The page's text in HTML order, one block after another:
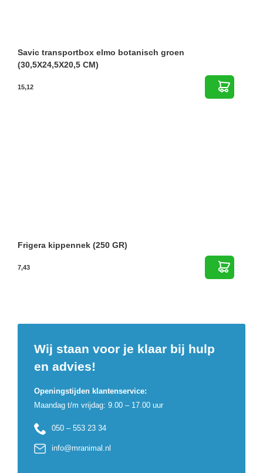
Savic transportbox elmo botanisch groen
(30,5X24,5X20,5 CM)
15,12
Frigera kippennek (250 GR)
7,43
Wij staan voor je klaar bij hulp
en advies!
Openingstijden klantenservice:
Maandag t/m vrijdag: 9.00 – 17.00 uur
050 – 553 23 34
info@mranimal.nl